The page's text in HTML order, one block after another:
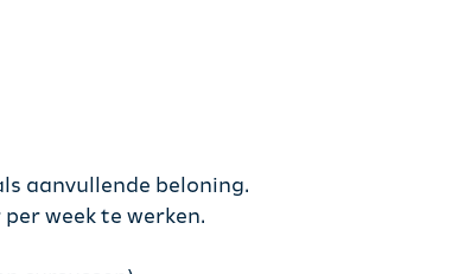
aanvullende beloning.
week te werken.